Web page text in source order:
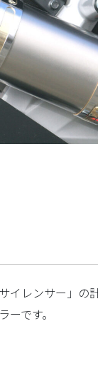
イレンサー」の
です。